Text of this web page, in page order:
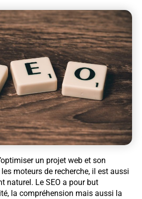
un projet web et son
moteurs de recherche, il est aussi
naturel. Le SEO a pour but
la compréhension mais aussi la